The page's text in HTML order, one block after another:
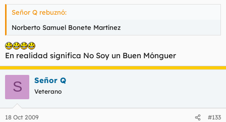
Señor Q rebuznó:
Norberto Samuel Bonete Martínez
En realidad significa No Soy un Buen Mónguer
S Señor Q
Veterano
18 Oct 2009 #133